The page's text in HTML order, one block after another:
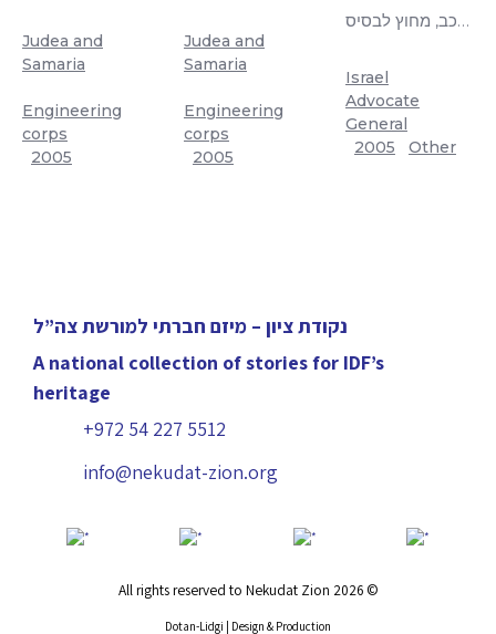
Judea and
Samaria
Engineering
corps
2005
Judea and
Samaria
Engineering
corps
2005
ייצגה כעורכת דין, טירון עולה חדש שרצח קצין שאותו לא הכיר, בעת גבינת רכב, מחוץ לבסיס
Israel
Advocate
General
2005 Other
נקודת ציון – מיזם חברתי למורשת צה”ל
A national collection of stories for IDF’s
heritage
+972 54 227 5512
info@nekudat-zion.org
All rights reserved to Nekudat Zion 2026 ©
Dotan-Lidgi | Design & Production